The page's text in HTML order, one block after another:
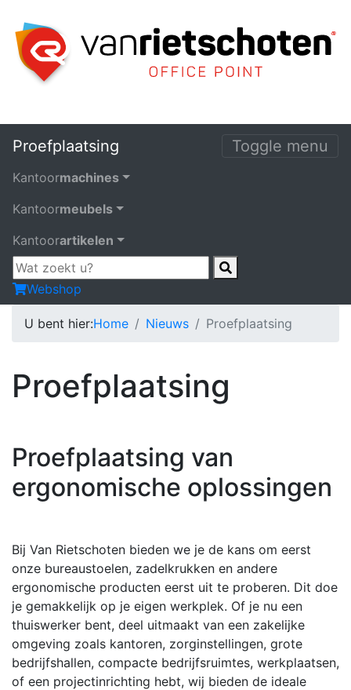
Proefplaatsing Toggle menu
Kantoormachines
Kantoormeubels
Kantoorartikelen
Webshop
U bent hier:Home Nieuws Proefplaatsing
Proefplaatsing
Proefplaatsing van
ergonomische oplossingen
Bij Van Rietschoten bieden we je de kans om eerst
onze bureaustoelen, zadelkrukken en andere
ergonomische producten eerst uit te proberen. Dit doe
je gemakkelijk op je eigen werkplek. Of je nu een
thuiswerker bent, deel uitmaakt van een zakelijke
omgeving zoals kantoren, zorginstellingen, grote
bedrijfshallen, compacte bedrijfsruimtes, werkplaatsen,
of een projectinrichting hebt, wij bieden de ideale